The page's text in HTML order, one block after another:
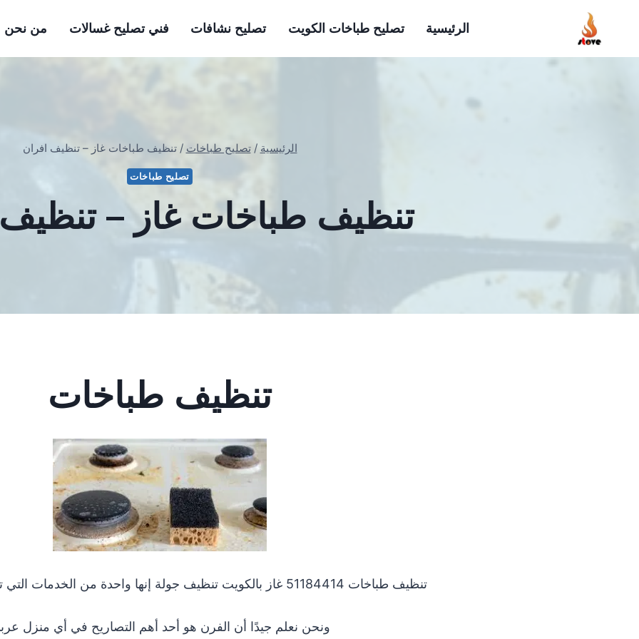
المحتوى
الرئيسية تصليح طباخات الكويت تصليح نشافات فني تصليح غسالات من نحن
الرئيسية / تصليح طباخات / تنظيف طباخات غاز – تنظيف افران
تصليح طباخات
تنظيف طباخات غاز –
تنظيف طباخات
تنظيف طباخات 51184414 غاز بالكويت تنظيف جولة إنها واحدة من الخدمات التي تتميز بالجودة والكمال
ونحن نعلم جيدًا أن الفرن هو أحد أهم التصاريح في أي منزل